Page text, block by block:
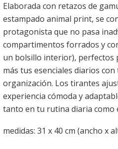
Elaborada con retazos de
estampado animal print, se
protagonista que no pasa
compartimentos forrados y
un bolsillo interior), perfectos
más tus esenciales diarios
organización. Los tirantes
experiencia cómoda y
tanto en tu rutina diaria como
medidas: 31 x 40 cm (ancho x